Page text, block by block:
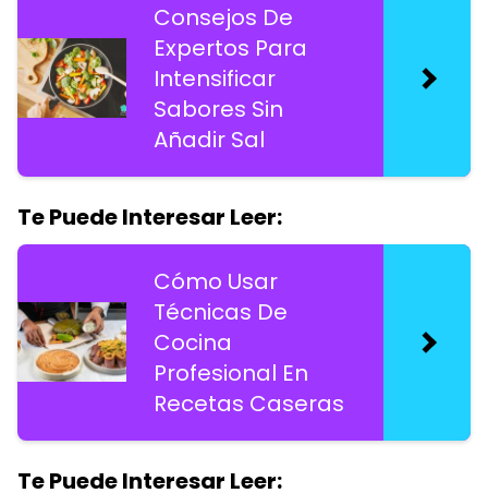
Consejos De
Expertos Para
Intensificar
Sabores Sin
Añadir Sal
Te Puede Interesar Leer:
Cómo Usar
Técnicas De
Cocina
Profesional En
Recetas Caseras
Te Puede Interesar Leer: